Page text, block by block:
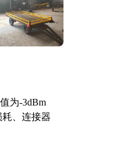
为-3dBm
、连接器